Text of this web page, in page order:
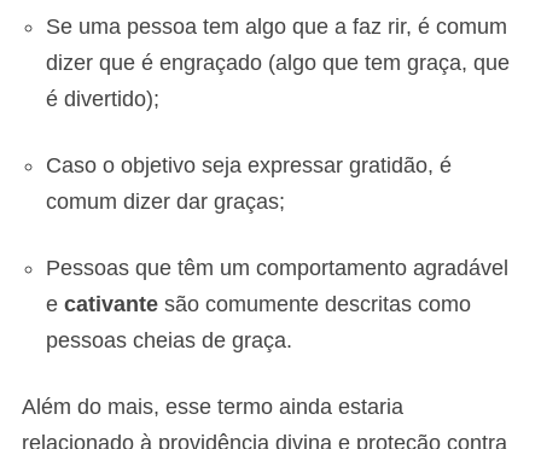
Se uma pessoa tem algo que a faz rir, é comum
dizer que é engraçado (algo que tem graça, que
é divertido);
Caso o objetivo seja expressar gratidão, é
comum dizer dar graças;
Pessoas que têm um comportamento agradável
e cativante são comumente descritas como
pessoas cheias de graça.
Além do mais, esse termo ainda estaria
relacionado à providência divina e proteção contra